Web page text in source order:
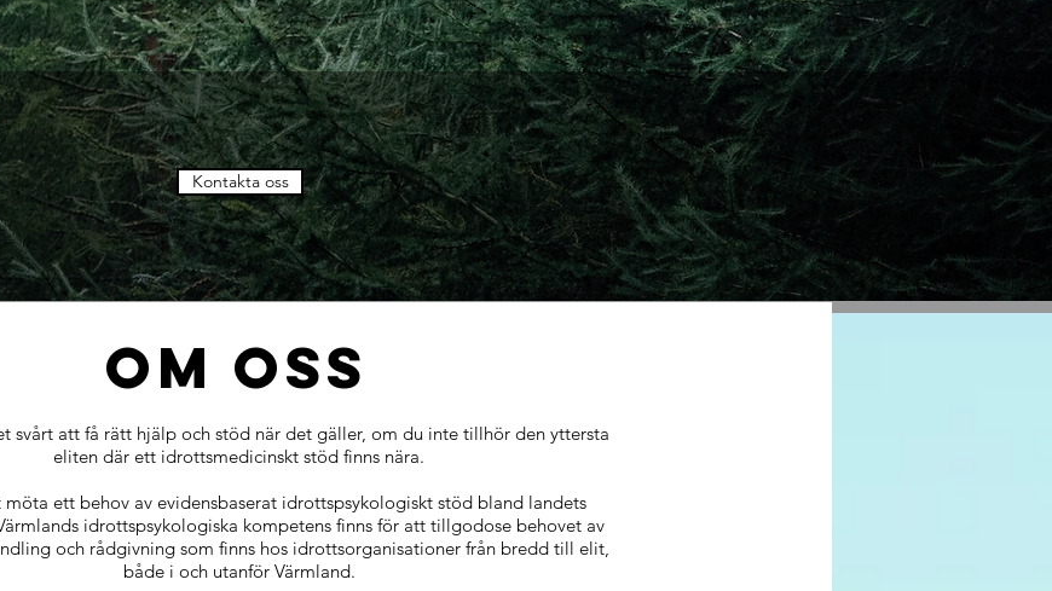
Kontakta oss
OM OSS
svårt att få rätt hjälp och stöd när det gäller, om du inte tillhör den yttersta
eliten där ett idrottsmedicinskt stöd finns nära.
möta ett behov av evidensbaserat idrottspsykologiskt stöd bland landets
idrottspsykologiska kompetens finns för att tillgodose behovet av
och rådgivning som finns hos idrottsorganisationer från bredd till elit,
både i och utanför Värmland.